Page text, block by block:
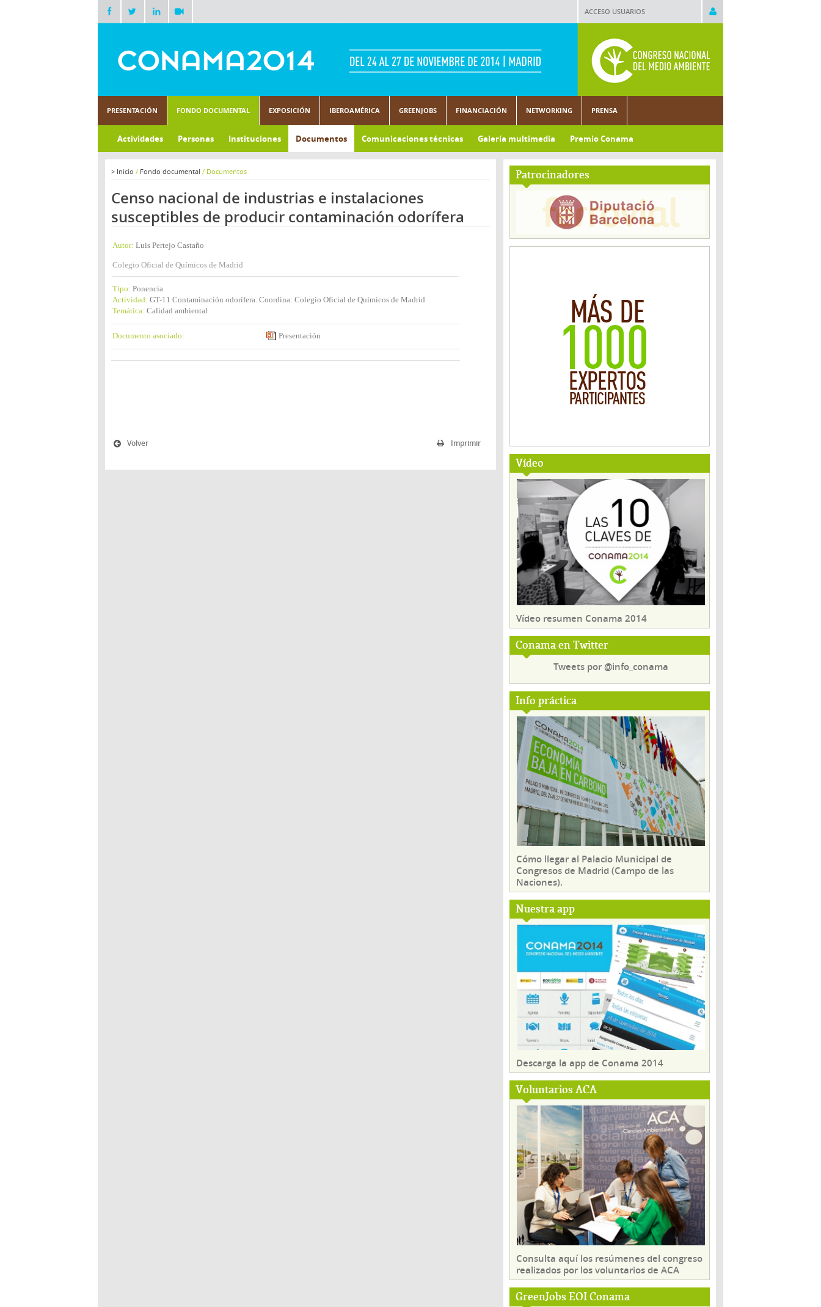
ACCESO USUARIOS
PRESENTACIÓN FONDO DOCUMENTAL EXPOSICIÓN IBEROAMÉRICA GREENJOBS FINANCIACIÓN NETWORKING PRENSA
Actividades Personas Instituciones Documentos Comunicaciones técnicas Galería multimedia Premio Conama
Patrocinadores
Vídeo
Vídeo resumen Conama 2014
Conama en Twitter
Tweets por @info_conama
Info práctica
Cómo llegar al Palacio Municipal de
Congresos de Madrid (Campo de las
Naciones).
Nuestra app
Descarga la app de Conama 2014
Voluntarios ACA
Consulta aquí los resúmenes del congreso
realizados por los voluntarios de ACA
GreenJobs EOI Conama
> Inicio / Fondo documental / Documentos
Censo nacional de industrias e instalaciones
susceptibles de producir contaminación odorífera
Autor: Luis Pertejo Castaño
Colegio Oficial de Químicos de Madrid
Tipo: Ponencia
Actividad: GT-11 Contaminación odorífera. Coordina: Colegio Oficial de Químicos de Madrid
Temática: Calidad ambiental
Documento asociado: Presentación
Imprimir
Volver